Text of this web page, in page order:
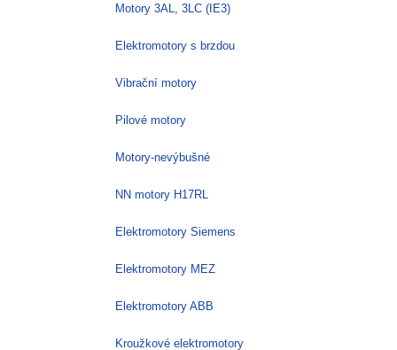
Motory 3AL, 3LC (IE3)
Elektromotory s brzdou
Vibrační motory
Pilové motory
Motory-nevýbušné
NN motory H17RL
Elektromotory Siemens
Elektromotory MEZ
Elektromotory ABB
Kroužkové elektromotory